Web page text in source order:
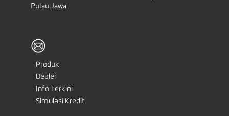
Pulau Jawa
Produk
Dealer
Info Terkini
Simulasi Kredit